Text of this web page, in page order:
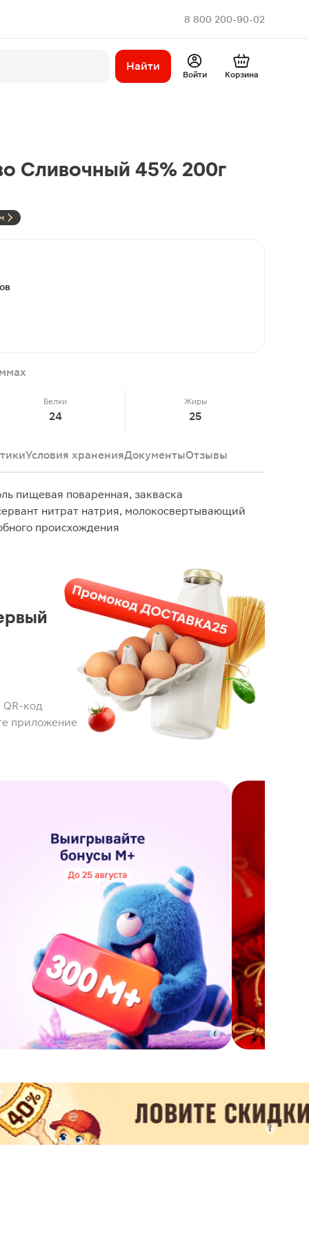
8 800 200-90-02
Найти
Войти Корзина
Сливочный 45% 200г
Белки
24
Жиры
25
Условия храненияДокументыОтзывы
пищевая поваренная, закваска
нитрат натрия, молокосвертывающий
происхождения
код
приложение